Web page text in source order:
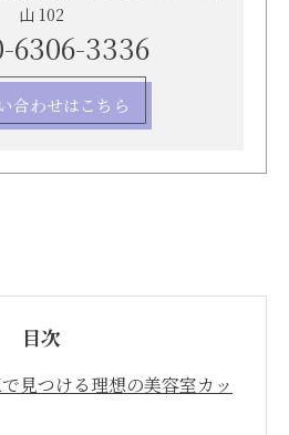
山 102
6306-3336
合わせはこちら
目次
見つける理想の美容室カッ